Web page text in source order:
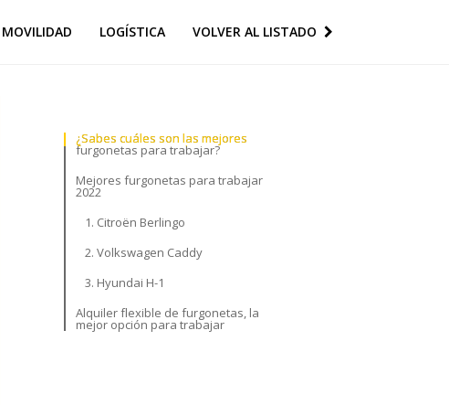
MOVILIDAD LOGÍSTICA VOLVER AL LISTADO
¿Sabes cuáles son las mejores
furgonetas para trabajar?
Mejores furgonetas para trabajar
2022
1. Citroën Berlingo
2. Volkswagen Caddy
3. Hyundai H-1
Alquiler flexible de furgonetas, la
mejor opción para trabajar
¿Sabes cuáles son las mejores
furgonetas para trabajar?
Mejores furgonetas para trabajar
2022
1. Citroën Berlingo
2. Volkswagen Caddy
3. Hyundai H-1
Alquiler flexible de furgonetas, la
mejor opción para trabajar